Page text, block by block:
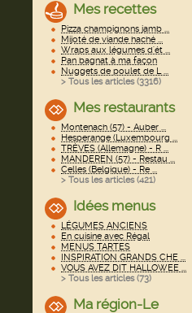
Mes recettes
Pizza champignons jamb ...
Mijoté de viande haché ...
Wraps aux légumes d'ét ...
Pan bagnat à ma façon
Nuggets de poulet de L ...
> Tous les articles (3316)
Mes restaurants
Montenach (57) - Auber ...
Hesperange (Luxembourg ...
TRÈVES (Allemagne) - R ...
MANDEREN (57) - Restau ...
Celles (Belgique) - Re ...
> Tous les articles (421)
Idées menus
LÉGUMES ANCIENS
En cuisine avec Régal
MENUS TARTES
INSPIRATION GRANDS CHE ...
VOUS AVEZ DIT HALLOWEE ...
> Tous les articles (73)
Ma région-Le